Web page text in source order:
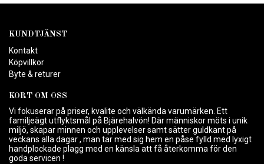
KUNDTJÄNST
Kontakt
Köpvillkor
Byte & returer
KORT OM OSS
Vi fokuserar på priser, kvalite och välkända varumärken. Ett
familjeägt utflyktsmål på Bjärehalvön! Där människor möts i unik
miljö, skapar minnen och upplevelser samt sätter guldkant på
veckans alla dagar , man tar med sig hem en påse fylld med lyxigt
handplockade plagg med en känsla att få återkomma för den
goda servicen !